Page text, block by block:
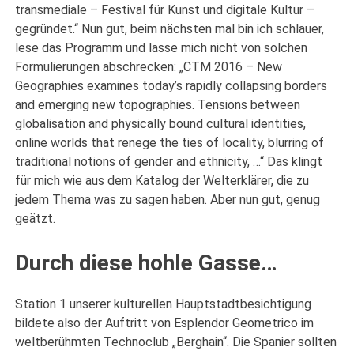
transmediale – Festival für Kunst und digitale Kultur –
gegründet.“ Nun gut, beim nächsten mal bin ich schlauer,
lese das Programm und lasse mich nicht von solchen
Formulierungen abschrecken: „CTM 2016 – New
Geographies examines today’s rapidly collapsing borders
and emerging new topographies. Tensions between
globalisation and physically bound cultural identities,
online worlds that renege the ties of locality, blurring of
traditional notions of gender and ethnicity, …“ Das klingt
für mich wie aus dem Katalog der Welterklärer, die zu
jedem Thema was zu sagen haben. Aber nun gut, genug
geätzt.
Durch diese hohle Gasse…
Station 1 unserer kulturellen Hauptstadtbesichtigung
bildete also der Auftritt von Esplendor Geometrico im
weltberühmten Technoclub „Berghain“. Die Spanier sollten